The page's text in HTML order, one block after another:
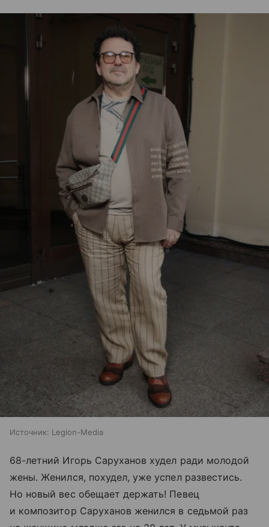
Источник: Legion-Media
68-летний Игорь Саруханов худел ради молодой
жены. Женился, похудел, уже успел развестись.
Но новый вес обещает держать! Певец
и композитор Саруханов женился в седьмой раз